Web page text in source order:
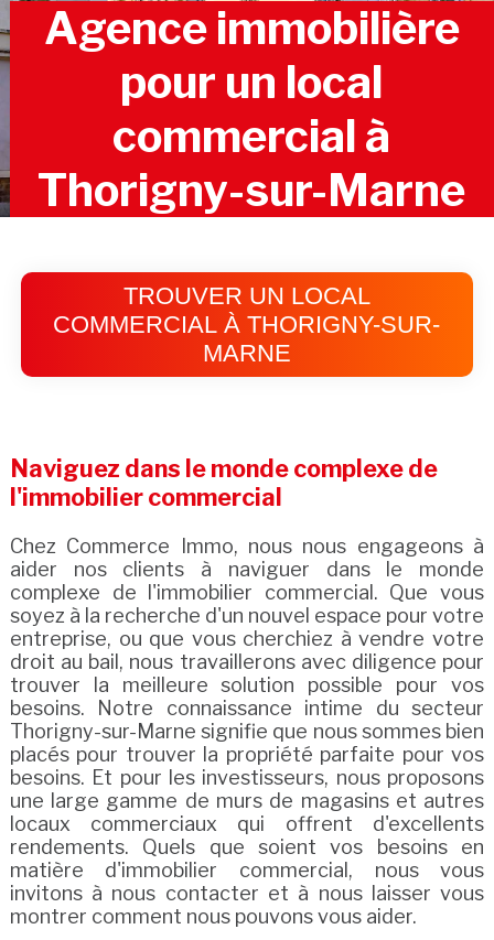
Agence immobilière
pour un local
commercial à
Thorigny-sur-Marne
TROUVER UN LOCAL
COMMERCIAL À THORIGNY-SUR-
MARNE
Naviguez dans le monde complexe de
l'immobilier commercial
Chez Commerce Immo, nous nous engageons à
aider nos clients à naviguer dans le monde
complexe de l'immobilier commercial. Que vous
soyez à la recherche d'un nouvel espace pour votre
entreprise, ou que vous cherchiez à vendre votre
droit au bail, nous travaillerons avec diligence pour
trouver la meilleure solution possible pour vos
besoins. Notre connaissance intime du secteur
Thorigny-sur-Marne signifie que nous sommes bien
placés pour trouver la propriété parfaite pour vos
besoins. Et pour les investisseurs, nous proposons
une large gamme de murs de magasins et autres
locaux commerciaux qui offrent d'excellents
rendements. Quels que soient vos besoins en
matière d'immobilier commercial, nous vous
invitons à nous contacter et à nous laisser vous
montrer comment nous pouvons vous aider.